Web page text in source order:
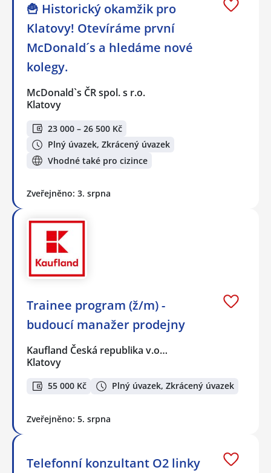
🍟 Historický okamžik pro
Klatovy! Otevíráme první
McDonald´s a hledáme nové
kolegy.
McDonald`s ČR spol. s r.o.
Klatovy
23 000 – 26 500 Kč
Plný úvazek, Zkrácený úvazek
Vhodné také pro cizince
Zveřejněno: 3. srpna
Trainee program (ž/m) -
budoucí manažer prodejny
Kaufland Česká republika v.o…
Klatovy
55 000 Kč Plný úvazek, Zkrácený úvazek
Zveřejněno: 5. srpna
Telefonní konzultant O2 linky